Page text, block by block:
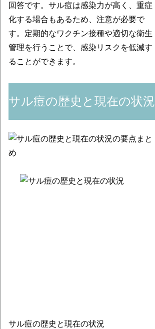
回答です。サル痘は感染力が高く、重症
化する場合もあるため、注意が必要で
す。定期的なワクチン接種や適切な衛生
管理を行うことで、感染リスクを低減す
ることができます。
サル痘の歴史と現在の状況
サル痘の歴史と現在の状況